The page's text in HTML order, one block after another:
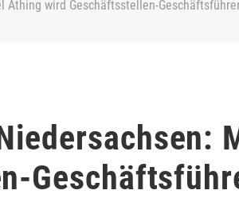
Athing wird Geschäftsstellen-